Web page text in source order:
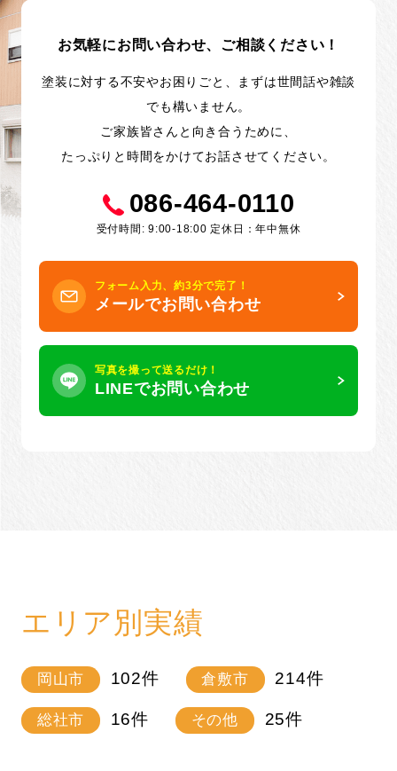
お気軽にお問い合わせ、ご相談ください！
塗装に対する不安やお困りごと、まずは世間話や雑談
でも構いません。
ご家族皆さんと向き合うために、
たっぷりと時間をかけてお話させてください。
086-464-0110
受付時間: 9:00-18:00 定休日：年中無休
フォーム入力、約3分で完了！
メールでお問い合わせ
写真を撮って送るだけ！
LINEでお問い合わせ
エリア別実績
岡山市 102件 倉敷市 214件
総社市 16件 その他 25件